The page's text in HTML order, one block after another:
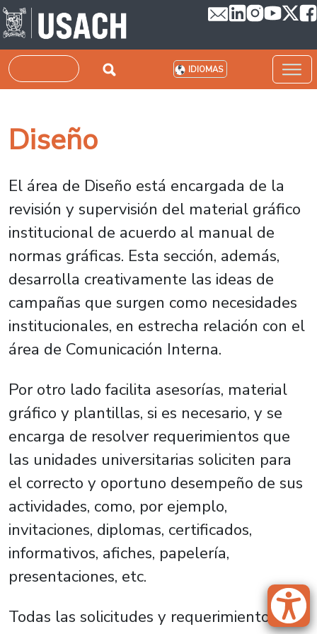
Pasar al contenido principal
Buscar IDIOMAS
Diseño
El área de Diseño está encargada de la
revisión y supervisión del material gráfico
institucional de acuerdo al manual de
normas gráficas. Esta sección, además,
desarrolla creativamente las ideas de
campañas que surgen como necesidades
institucionales, en estrecha relación con el
área de Comunicación Interna.
Por otro lado facilita asesorías, material
gráfico y plantillas, si es necesario, y se
encarga de resolver requerimientos que
las unidades universitarias soliciten para
el correcto y oportuno desempeño de sus
actividades, como, por ejemplo,
invitaciones, diplomas, certificados,
informativos, afiches, papelería,
presentaciones, etc.
Todas las solicitudes y requerimientos se